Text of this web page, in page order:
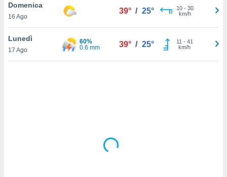
a piè
Domenica
16 Ago
39° / 25° 10- 30
km/h
Lunedì
17 Ago
60%
0.6 mm
39° / 25° 11 - 41
km/h